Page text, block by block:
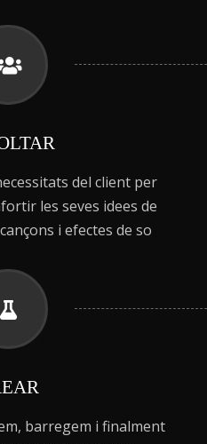
del client per
les seves idees de
i efectes de so
barregem i finalment